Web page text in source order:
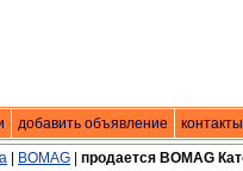
добавить объявление контакты
|контакты
BOMAG продается BOMAG